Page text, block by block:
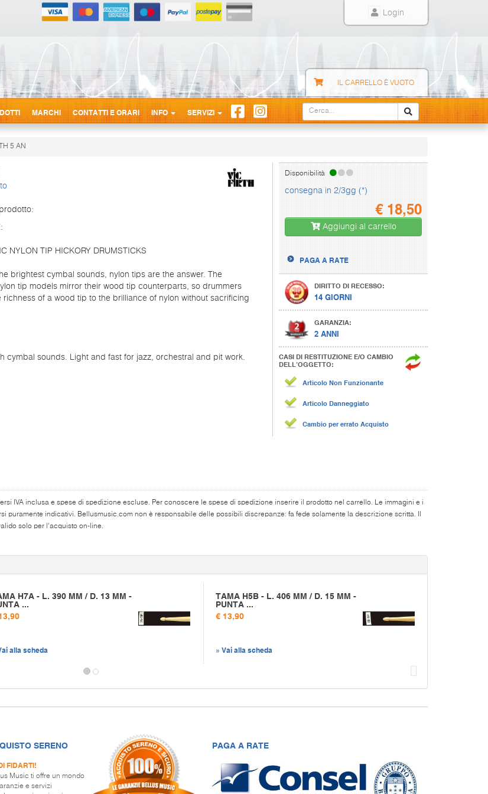
Login
IL CARRELLO È VUOTO
MARCHI CONTATTI E ORARI INFO SERVIZI
5 AN
NYLON TIP HICKORY DRUMSTICKS
brightest cymbal sounds, nylon tips are the answer. The
tip models mirror their wood tip counterparts, so drummers
richness of a wood tip to the brilliance of nylon without sacrificing
cymbal sounds. Light and fast for jazz, orchestral and pit work.
Disponibilità
consegna in 2/3gg (*)
€18,50
Aggiungi al carrello
PAGA A RATE
DIRITTO DI RECESSO:
14 GIORNI
GARANZIA:
2 ANNI
CASI DI RESTITUZIONE E/O CAMBIO
DELL’OGGETTO:
Articolo Non Funzionante
Articolo Danneggiato
Cambio per errato Acquisto
IVA inclusa e spese di spedizione escluse. Per conoscere le spese di spedizione inserire il prodotto nel carrello. Le immagini e i
puramente indicativi. Bellusmusic.com non è responsabile delle possibili discrepanze: fa fede solamente la descrizione scritta. Il
solo per l'acquisto on-line.
H7A - L. 390 MM / D. 13 MM -
...
alla scheda
TAMA H5B - L. 406 MM / D. 15 MM -
PUNTA ...
€ 13,90
» Vai alla scheda
SERENO
FIDARTI!
Music ti offre un mondo
e servizi
PAGA A RATE